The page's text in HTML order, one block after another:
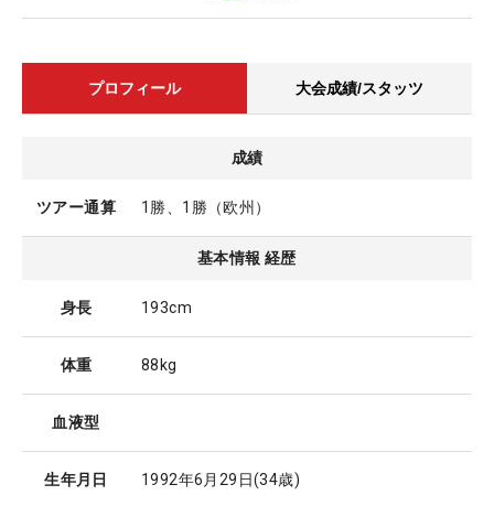
プロフィール 大会成績/スタッツ
成績
ツアー通算 1勝、1勝（欧州）
基本情報 経歴
身長 193cm
体重 88kg
血液型
生年月日 1992年6月29日(34歳)